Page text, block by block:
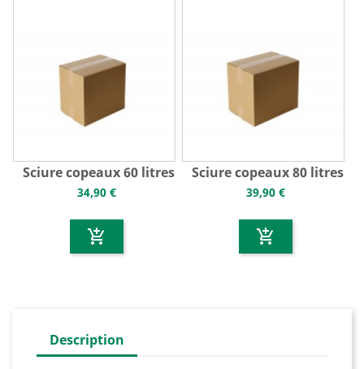
Sciure copeaux 60 litres
34,90 €
add_shopping_cart
Sciure copeaux 80 litres
39,90 €
add_shopping_cart
Description